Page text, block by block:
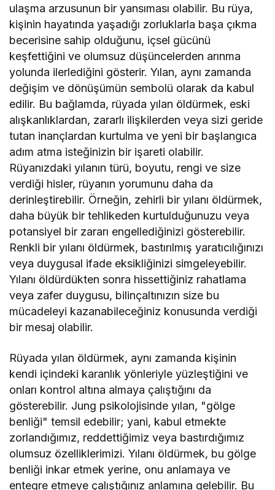
ulaşma arzusunun bir yansıması olabilir. Bu rüya,
kişinin hayatında yaşadığı zorluklarla başa çıkma
becerisine sahip olduğunu, içsel gücünü
keşfettiğini ve olumsuz düşüncelerden arınma
yolunda ilerlediğini gösterir. Yılan, aynı zamanda
değişim ve dönüşümün sembolü olarak da kabul
edilir. Bu bağlamda, rüyada yılan öldürmek, eski
alışkanlıklardan, zararlı ilişkilerden veya sizi geride
tutan inançlardan kurtulma ve yeni bir başlangıca
adım atma isteğinizin bir işareti olabilir.
Rüyanızdaki yılanın türü, boyutu, rengi ve size
verdiği hisler, rüyanın yorumunu daha da
derinleştirebilir. Örneğin, zehirli bir yılanı öldürmek,
daha büyük bir tehlikeden kurtulduğunuzu veya
potansiyel bir zararı engellediğinizi gösterebilir.
Renkli bir yılanı öldürmek, bastırılmış yaratıcılığınızı
veya duygusal ifade eksikliğinizi simgeleyebilir.
Yılanı öldürdükten sonra hissettiğiniz rahatlama
veya zafer duygusu, bilinçaltınızın size bu
mücadeleyi kazanabileceğiniz konusunda verdiği
bir mesaj olabilir.
Rüyada yılan öldürmek, aynı zamanda kişinin
kendi içindeki karanlık yönleriyle yüzleştiğini ve
onları kontrol altına almaya çalıştığını da
gösterebilir. Jung psikolojisinde yılan, "gölge
benliği" temsil edebilir; yani, kabul etmekte
zorlandığımız, reddettiğimiz veya bastırdığımız
olumsuz özelliklerimizi. Yılanı öldürmek, bu gölge
benliği inkar etmek yerine, onu anlamaya ve
entegre etmeye çalıştığınız anlamına gelebilir. Bu